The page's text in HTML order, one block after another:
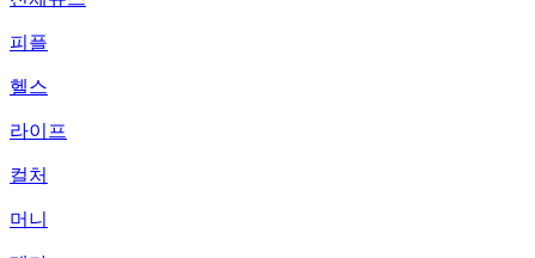
피플
헬스
라이프
컬처
머니